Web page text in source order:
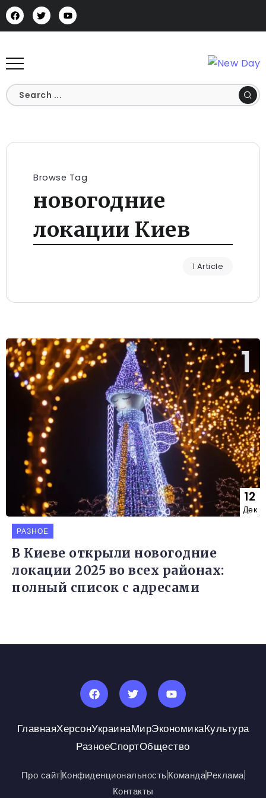
Browse Tag
новогодние
локации Киев
1 Article
12
Дек
РАЗНОЕ
В Киеве открыли новогодние
локации 2025 во всех районах:
полный список с адресами
ГлавнаяХерсонУкраинаМирЭкономикаКультура
РазноеСпортОбщество
Про сайтКонфиденциональностьКомандаРеклама
Контакты